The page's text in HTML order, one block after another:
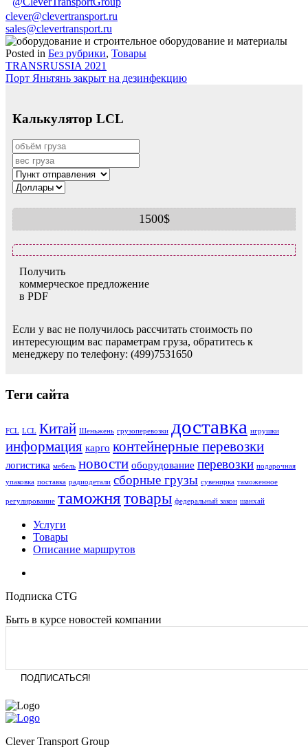
clever@clevertransport.ru
sales@clevertransport.ru
Posted in Без рубрики, Товары
Навигация
по
TRANSRUSSIA 2021
Порт Яньтянь закрыт на дезинфекцию
Калькулятор LCL
1500$
Получить
коммерческое предложение
в PDF
Если у вас не получилось рассчитать стоимость по
интересующим вас параметрам груза, обратитесь к
менеджеру по телефону: (499)7531650
Теги сайта
FCL LCL Китай Шеньжень грузоперевозки доставка игрушки
информация карго контейнерные перевозки
логистика мебель новости оборудование перевозки подарочная
упаковка поставка радиодетали сборные грузы сувенирка таможенное
регулирование таможнятовары федеральный закон шанхай
Услуги
Товары
Описание маршрутов
Подписка CTG
Быть в курсе новостей компании
Clever Transport Group